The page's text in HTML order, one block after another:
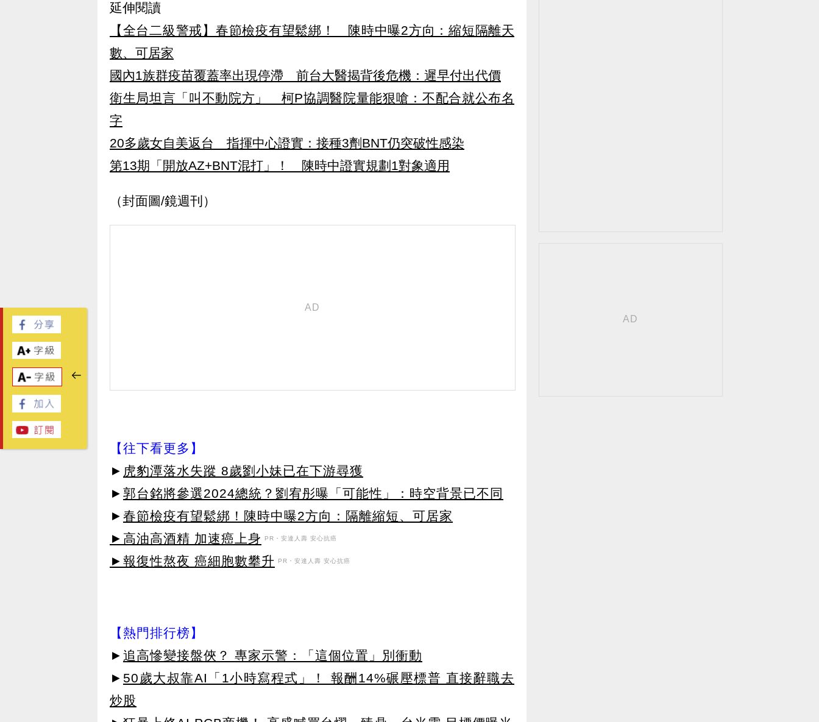
延伸閱讀
【全台二級警戒】春節檢疫有望鬆綁！ 陳時中曝2方向：縮短隔離天
數、可居家
國內1族群疫苗覆蓋率出現停滯 前台大醫揭背後危機：遲早付出代價
衛生局坦言「叫不動院方」 柯P協調醫院量能狠嗆：不配合就公布名
字
20多歲女自美返台 指揮中心證實：接種3劑BNT仍突破性感染
第13期「開放AZ+BNT混打」！ 陳時中證實規劃1對象適用
（封面圖/鏡週刊）
【往下看更多】
► 虎豹潭落水失蹤 8歲劉小妹已在下游尋獲
► 郭台銘將參選2024總統？劉宥彤曝「可能性」：時空背景已不同
► 春節檢疫有望鬆綁！陳時中曝2方向：隔離縮短、可居家
►高油高酒精 加速癌上身
PR・安達人壽 安心抗癌
►報復性熬夜 癌細胞數攀升 PR・安達人壽 安心抗癌
【熱門排行榜】
► 追高慘變接盤俠？ 專家示警：「這個位置」別衝動
► 50歲大叔靠AI「1小時寫程式」！ 報酬14%碾壓標普 直接辭職去
炒股